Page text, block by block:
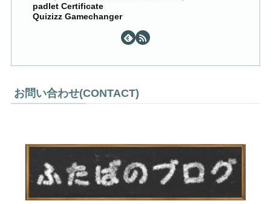
padlet Certificate
Quizizz Gamechanger
お問い合わせ(CONTACT)